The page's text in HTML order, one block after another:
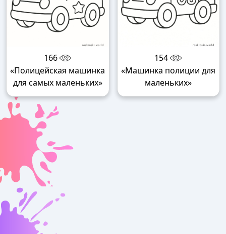
166
«Полицейская машинка
для самых маленьких»
154
«Машинка полиции для
маленьких»